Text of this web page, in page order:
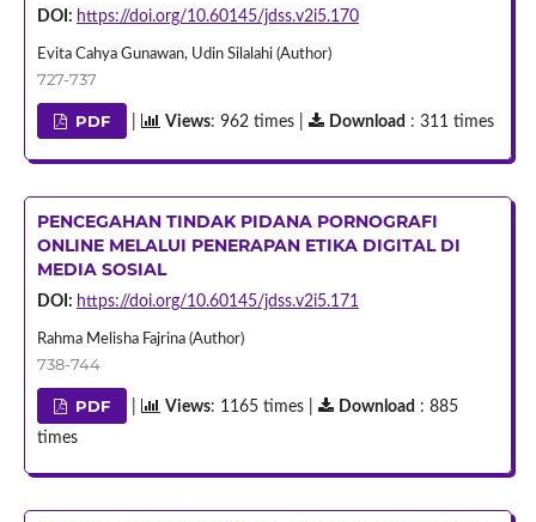
DOI: https://doi.org/10.60145/jdss.v2i5.170
Evita Cahya Gunawan, Udin Silalahi (Author)
727-737
PDF Views: 962 times | Download : 311 times
PENCEGAHAN TINDAK PIDANA PORNOGRAFI
ONLINE MELALUI PENERAPAN ETIKA DIGITAL DI
MEDIA SOSIAL
DOI: https://doi.org/10.60145/jdss.v2i5.171
Rahma Melisha Fajrina (Author)
738-744
PDF Views: 1165 times | Download : 885
times